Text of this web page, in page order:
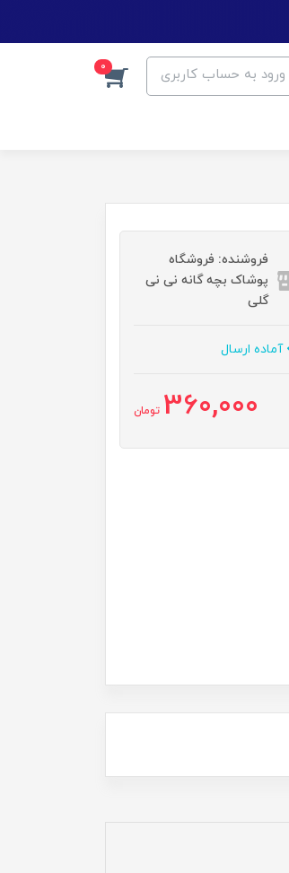
ورود به حساب کاربری 0
فروشنده: فروشگاه
پوشاک بچه گانه نی نی
گلی
آماده ارسال
360,000 تومان